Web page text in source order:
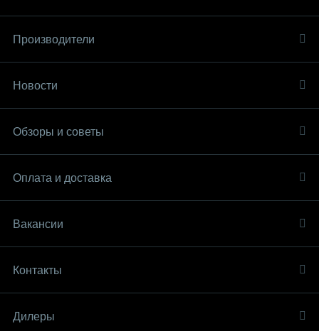
Производители
Новости
Обзоры и советы
Оплата и доставка
Вакансии
Контакты
Дилеры